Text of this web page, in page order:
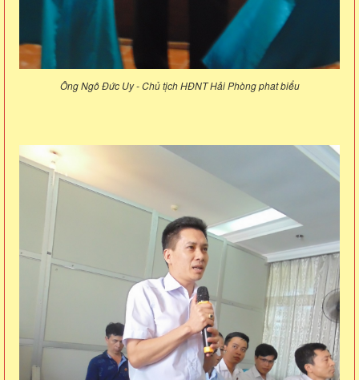
Ông Ngô Đức Uy - Chủ tịch HĐNT Hải Phòng phat biểu